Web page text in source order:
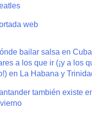
web
bailar salsa en
a los que ir (¡y a los
en La Habana y
también existe